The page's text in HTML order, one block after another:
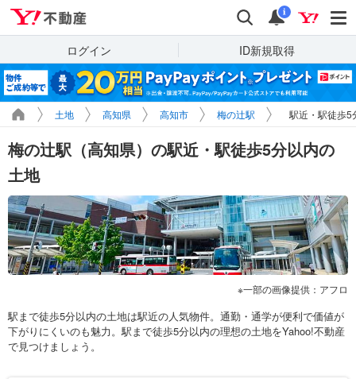
検索 通知
i
ログイン ID新規取得
土地 高知県 高知市 梅の辻駅 駅近・駅徒歩5
梅の辻駅（高知県）の駅近・駅徒歩5分以内の
土地
一部の画像提供：アフロ
駅まで徒歩5分以内の土地は駅近の人気物件。通勤・通学が便利で価値が
下がりにくいのも魅力。駅まで徒歩5分以内の理想の土地をYahoo!不動産
で見つけましょう。